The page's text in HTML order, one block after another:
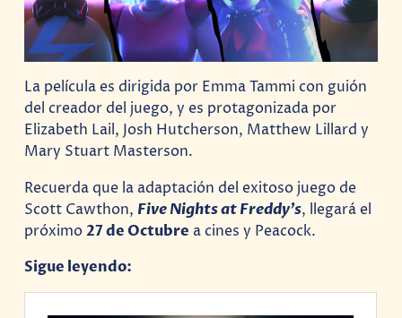
La película es dirigida por Emma Tammi con guión
del creador del juego, y es protagonizada por
Elizabeth Lail, Josh Hutcherson, Matthew Lillard y
Mary Stuart Masterson.
Recuerda que la adaptación del exitoso juego de
Scott Cawthon, Five Nights at Freddy’s, llegará el
próximo27 de Octubre a cines y Peacock.
Sigue leyendo: